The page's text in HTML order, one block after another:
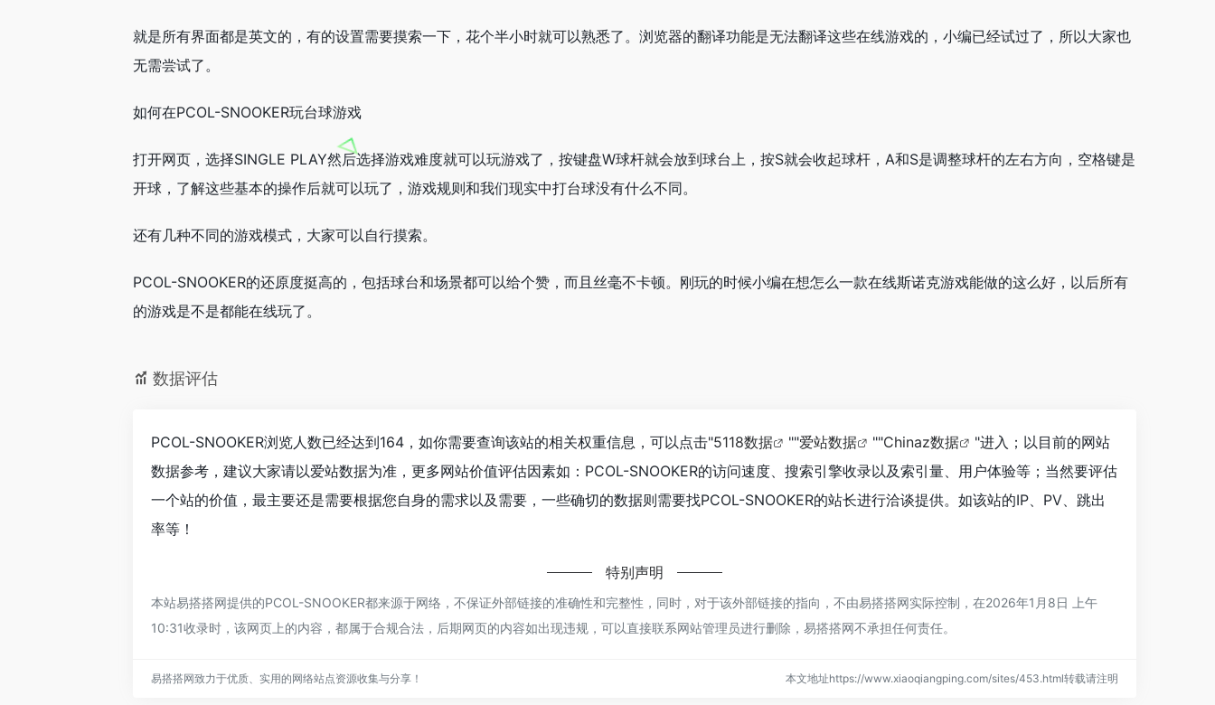
就是所有界面都是英文的，有的设置需要摸索一下，花个半小时就可以熟悉了。浏览器的翻译功能是无法翻译这些在线游戏的，小编已经试过了，所以大家也
无需尝试了。
如何在PCOL-SNOOKER玩台球游戏
打开网页，选择SINGLE PLAY然后选择游戏难度就可以玩游戏了，按键盘W球杆就会放到球台上，按S就会收起球杆，A和S是调整球杆的左右方向，空格键是
开球，了解这些基本的操作后就可以玩了，游戏规则和我们现实中打台球没有什么不同。
还有几种不同的游戏模式，大家可以自行摸索。
PCOL-SNOOKER的还原度挺高的，包括球台和场景都可以给个赞，而且丝毫不卡顿。刚玩的时候小编在想怎么一款在线斯诺克游戏能做的这么好，以后所有
的游戏是不是都能在线玩了。
数据评估
PCOL-SNOOKER浏览人数已经达到164，如你需要查询该站的相关权重信息，可以点击"5118数据 ""爱站数据 ""Chinaz数据
"进入；以目前的网站
数据参考，建议大家请以爱站数据为准，更多网站价值评估因素如：PCOL-SNOOKER的访问速度、搜索引擎收录以及索引量、用户体验等；当然要评估
一个站的价值，最主要还是需要根据您自身的需求以及需要，一些确切的数据则需要找PCOL-SNOOKER的站长进行洽谈提供。如该站的IP、PV、跳出
率等！
特别声明
本站易搭搭网提供的PCOL-SNOOKER都来源于网络，不保证外部链接的准确性和完整性，同时，对于该外部链接的指向，不由易搭搭网实际控制，在2026年1月8日 上午
10:31收录时，该网页上的内容，都属于合规合法，后期网页的内容如出现违规，可以直接联系网站管理员进行删除，易搭搭网不承担任何责任。
易搭搭网致力于优质、实用的网络站点资源收集与分享！ 本文地址https://www.xiaoqiangping.com/sites/453.html转载请注明